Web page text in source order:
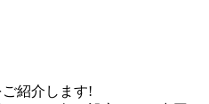
紹介します!